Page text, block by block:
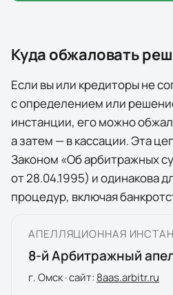
Куда обжаловать
Если вы или кредиторы не
с определением или
инстанции, его можно
а затем — в кассации. Эта
Законом «Об арбитражных
от 28.04.1995) и одинакова
процедур, включая
АПЕЛЛЯЦИОННАЯ
8-й Арбитражный
г.Омск· сайт: 8aas.arbitr.ru